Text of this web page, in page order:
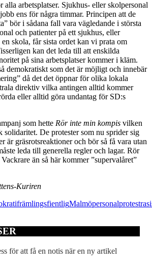
arbetsplatser. Sjukhus- eller skolpersonal
ens för några timmar. Principen att de
bör i sådana fall vara vägledande i största
och patienter på ett sjukhus, eller
skola, får sista ordet kan vi prata om
kan det leda till att enskilda
på sina arbetsplatser kommer i kläm.
demokratiskt som det är möjligt och innebär
då det det öppnar för olika lokala
direktiv vilka antingen alltid kommer
eller alltid göra undantag för SD:s
som hette Rör inte min kompis vilken
solidaritet. De protester som nu sprider sig
är gräsrotsreaktioner och bör så få vara utan
leda till generella regler och lagar. Rör
än så här kommer ”supervalåret”
Kuriren
främlingsfientligMalmöpersonalprotest
för att få en notis när en ny artikel